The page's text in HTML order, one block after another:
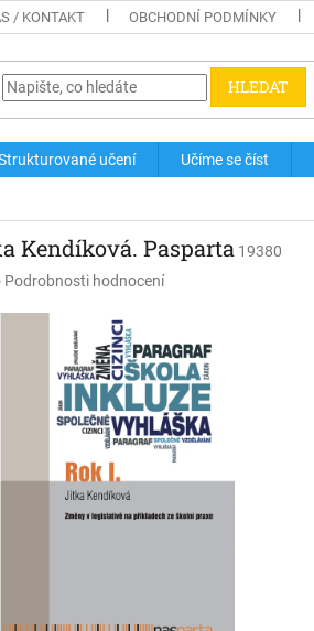
/ KONTAKT OBCHODNÍ PODMÍNKY
HLEDAT
učení Učíme se číst
Kendíková. Pasparta 19380
Podrobnosti hodnocení